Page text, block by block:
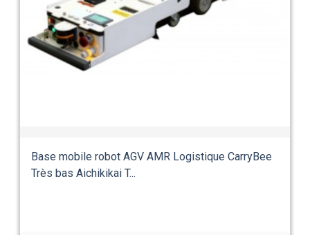
Base mobile robot AGV AMR Logistique CarryBee
Très bas Aichikikai T...